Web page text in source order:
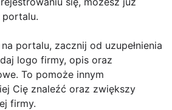
portalu, zacznij od uzupełnienia
logo firmy, opis oraz
To pomoże innym
Cię znaleźć oraz zwiększy
firmy.